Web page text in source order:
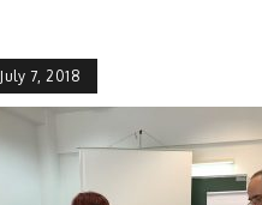
July 7, 2018